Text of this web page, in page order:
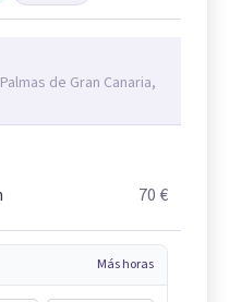
de Gran Canaria,
70 €
Más horas